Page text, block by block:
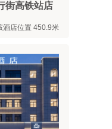
街高铁站店
酒店位置 450.9米